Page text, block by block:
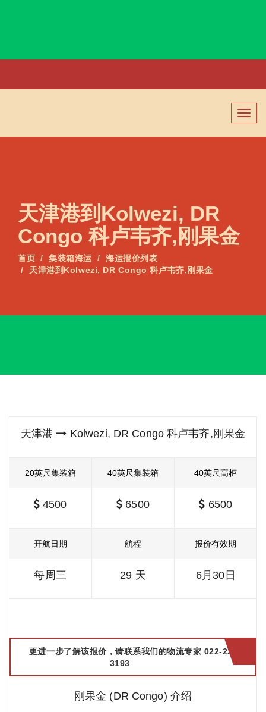
切
换
导
天津港到Kolwezi, DR
Congo 科卢韦齐,刚果金
首页 集装箱海运
海运报价列表
天津港到Kolwezi, DR Congo 科卢韦齐,刚果金
天津港 Kolwezi, DR Congo 科卢韦齐,刚果金
20英尺集装箱
4500
40英尺集装箱
6500
40英尺高柜
6500
开航日期
每周三
航程
29 天
报价有效期
6月30日
更进一步了解该报价，请联系我们的物流专家 022-2299
3193
刚果金 (DR Congo) 介绍